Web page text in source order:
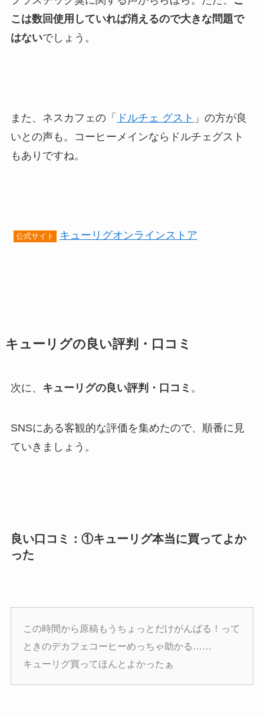
こは数回使用していれば消えるので大きな問題で
はないでしょう。
また、ネスカフェの「 ドルチェ グスト 」の方が良
いとの声も。コーヒーメインならドルチェグスト
もありですね。
公式サイト キューリグオンラインストア
キューリグの良い評判・口コミ
次に、 キューリグの良い評判・口コミ 。
SNSにある客観的な評価を集めたので、順番に見
ていきましょう。
良い口コミ：①キューリグ本当に買ってよか
った
この時間から原稿もうちょっとだけがんばる！って
ときのデカフェコーヒーめっちゃ助かる……
キューリグ買ってほんとよかったぁ